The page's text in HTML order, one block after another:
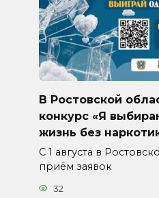
В Ростовской
конкурс «Я
жизнь без
С 1 августа в
приём заявок
32